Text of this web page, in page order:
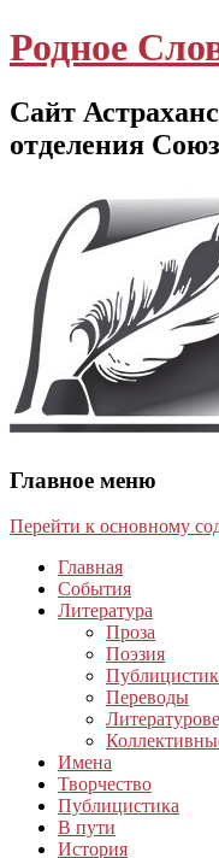
Родное
Сайт
отделения
Главное меню
Перейти к основному
Главная
События
Литература
Проза
Поэзия
Переводы
Имена
Творчество
Публицистика
В пути
История